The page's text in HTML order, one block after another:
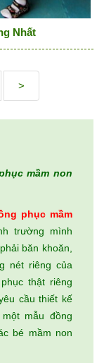
Nhất
>
mầm non
phục mầm
trường mình
băn khoăn,
nét riêng của
thật riêng
cầu thiết kế
mẫu đồng
bé mầm non